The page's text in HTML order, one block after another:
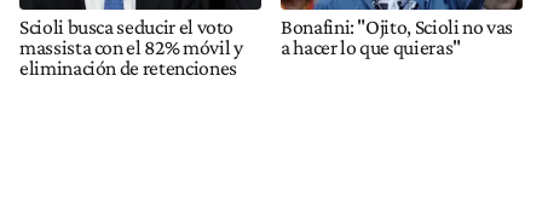
Scioli busca seducir el voto
massista con el 82% móvil y
eliminación de retenciones
Bonafini: "Ojito, Scioli no vas
a hacer lo que quieras"